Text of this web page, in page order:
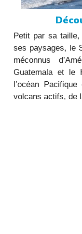
Petit par sa
ses paysages, le
méconnus
Guatemala et le
l’océan
volcans actifs, de